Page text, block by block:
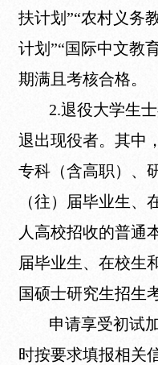
扶计划”“农村义务
计划”“国际中文教
期满且考核合格。
2.退役大学生
退出现役者。其中
专科（含高职）、
（往）届毕业生
人高校招收的普通
届毕业生、在校生
国硕士研究生招生
申请享受初试
时按要求填报相关